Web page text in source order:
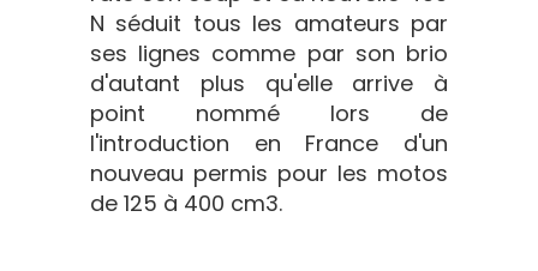
N séduit tous les amateurs par
ses lignes comme par son brio
d'autant plus qu'elle arrive à
point nommé lors de
l'introduction en France d'un
nouveau permis pour les motos
de 125 à 400 cm3.